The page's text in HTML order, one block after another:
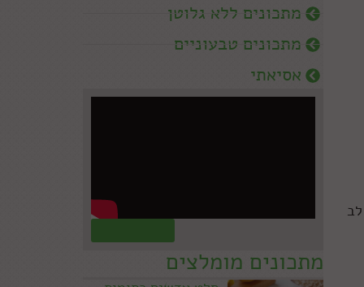
מתכונים ללא גלוטן
מתכונים טבעוניים
אסיאתי
מתכונים מומלצים